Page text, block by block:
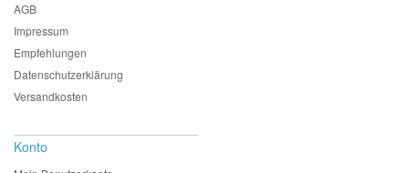
AGB
Impressum
Empfehlungen
Datenschutzerklärung
Versandkosten
Konto